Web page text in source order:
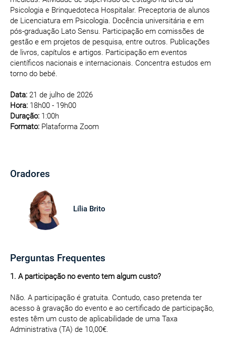
Psicologia e Brinquedoteca Hospitalar. Preceptoria de alunos
de Licenciatura em Psicologia. Docência universitária e em
pós-graduação Lato Sensu. Participação em comissões de
gestão e em projetos de pesquisa, entre outros. Publicações
de livros, capítulos e artigos. Participação em eventos
científicos nacionais e internacionais. Concentra estudos em
torno do bebé.
Data: 21 de julho de 2026
Hora: 18h00 - 19h00
Duração: 1:00h
Formato: Plataforma Zoom
Oradores
Lília Brito
Perguntas Frequentes
1. A participação no evento tem algum custo?
Não. A participação é gratuita. Contudo, caso pretenda ter
acesso à gravação do evento e ao certificado de participação,
estes têm um custo de aplicabilidade de uma Taxa
Administrativa (TA) de 10,00€.